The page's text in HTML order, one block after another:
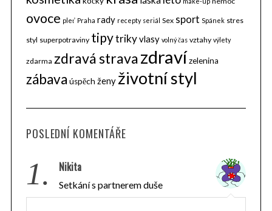
ovoce pleť Praha rady recepty seriál Sex sport Spánek stres
styl superpotraviny tipytrikyvlasy volný čas vztahy výlety
zdarma zdravá stravazdravízelenina
zábava úspěch ženy životní styl
POSLEDNÍ KOMENTÁŘE
1. Nikita
Setkání s partnerem duše
r
: